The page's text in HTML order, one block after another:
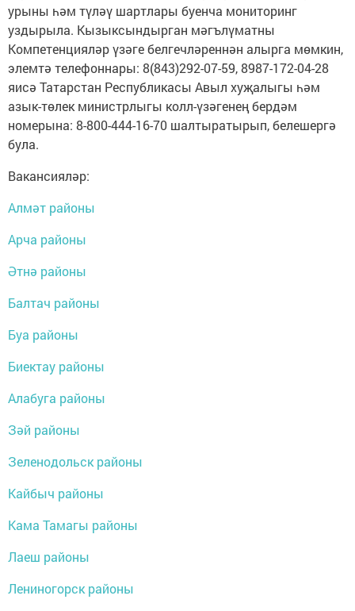
урыны һәм түләү шартлары буенча мониторинг
уздырыла. Кызыксындырган мәгълүматны
Компетенцияләр үзәге белгечләреннән алырга мөмкин,
элемтә телефоннары: 8(843)292-07-59, 8987-172-04-28
яисә Татарстан Республикасы Авыл хуҗалыгы һәм
азык-төлек министрлыгы колл-үзәгенең бердәм
номерына: 8-800-444-16-70 шалтыратырып, белешергә
була.
Вакансияләр:
Алмәт районы
Арча районы
Әтнә районы
Балтач районы
Буа районы
Биектау районы
Алабуга районы
Зәй районы
Зеленодольск районы
Кайбыч районы
Кама Тамагы районы
Лаеш районы
Лениногорск районы